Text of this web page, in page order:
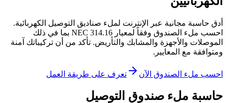
أدق حاسبة مجانية عبر الإنترنت لملء صناديق التوصيل الكهربائية.
احسب ملء الصندوق وفقاً لمعيار NEC 314.16 بما في ذلك
الموصلات والأجهزة والمشابك والتأريض. تأكد من أن تركيباتك آمنة
ومتوافقة مع المعايير.
احسب ملء الصندوق الآن تعرف على طريقة العمل
حاسبة ملء صندوق التوصيل